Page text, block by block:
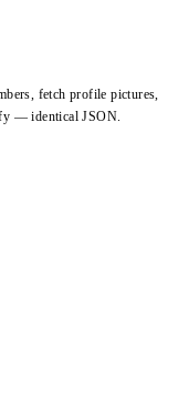
fetch profile pictures,
— identical JSON.